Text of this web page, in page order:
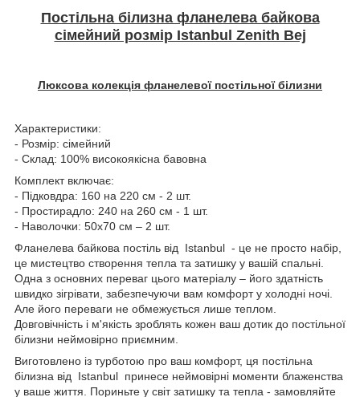
Постільна білизна фланелева байкова
сімейний розмір Istanbul Zenith Bej
Люксова колекція фланелевої постільної білизни
Характеристики:
- Розмір: сімейний
- Склад: 100% високоякісна бавовна
Комплект включає:
- Підковдра: 160 на 220 см - 2 шт.
- Простирадло: 240 на 260 см - 1 шт.
- Наволочки: 50x70 см – 2 шт.
Фланелева байкова постіль від Istanbul - це не просто набір,
це мистецтво створення тепла та затишку у вашій спальні.
Одна з основних переваг цього матеріалу – його здатність
швидко зігрівати, забезпечуючи вам комфорт у холодні ночі.
Але його переваги не обмежується лише теплом.
Довговічність і м'якість зроблять кожен ваш дотик до постільної
білизни неймовірно приємним.
Виготовлено із турботою про ваш комфорт, ця постільна
білизна від Istanbul принесе неймовірні моменти блаженства
у ваше життя. Пориньте у світ затишку та тепла - замовляйте